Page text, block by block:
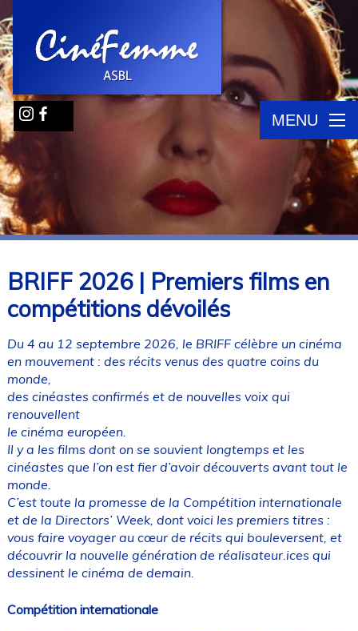
MENU
BRIFF 2026 | Premiers films en
compétitions dévoilés
Du 4 au 12 septembre 2026, le BRIFF célèbre un cinéma
en mouvement : des récits venus des quatre coins du
monde,
des cinéastes confirmés et de nouvelles voix qui
renouvellent
le cinéma européen.
Il y a les films dont on se souvient longtemps et les
cinéastes que l’on est fier d’avoir découverts avant tout le
monde.
C’est toute la promesse de la Compétition internationale
et de la Directors’ Week, dont voici les premiers titres :
vous faire voyager au cœur de récits qui bouleversent, et
découvrir la nouvelle génération de réalisateur.ices qui
dessinent le cinéma de demain.
Compétition internationale